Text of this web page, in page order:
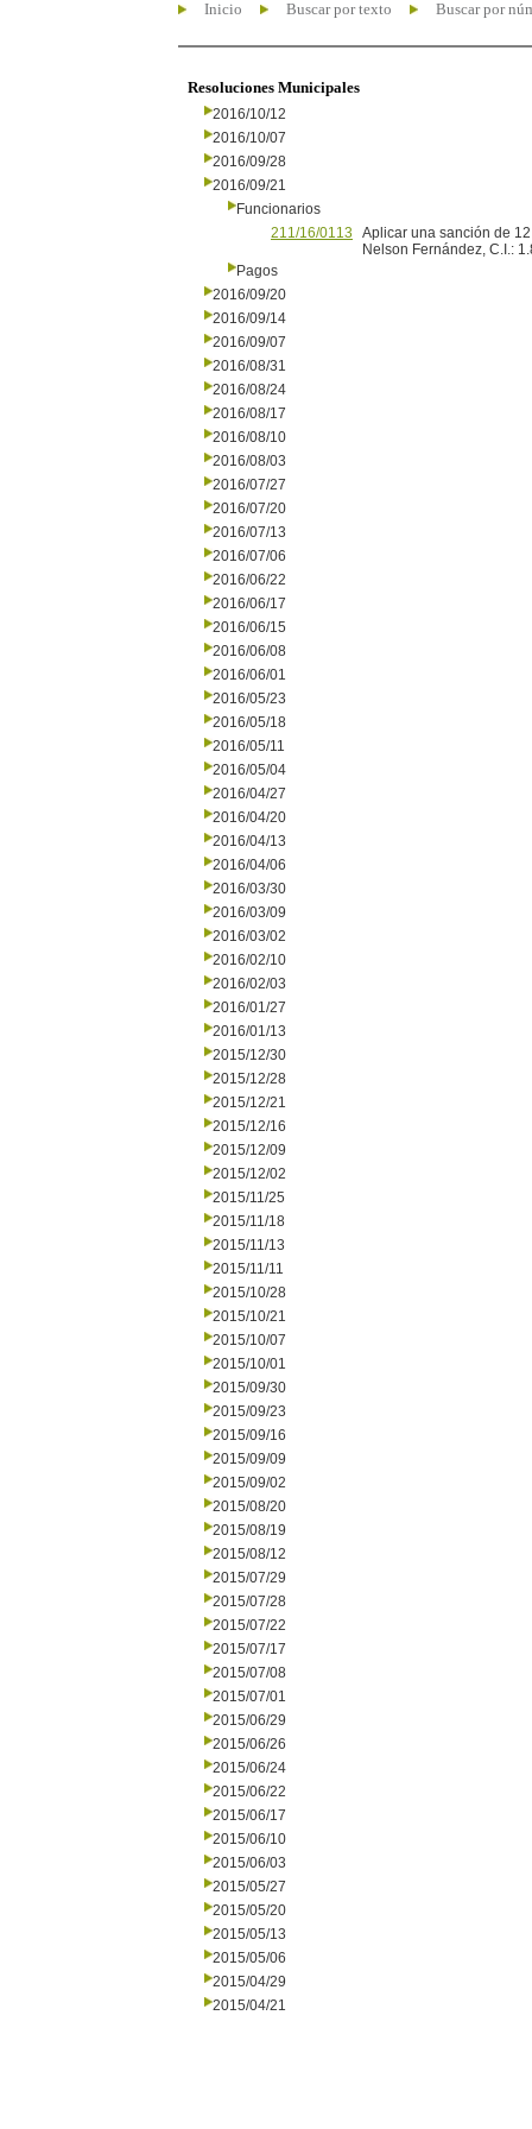
Inicio Buscar por texto Buscar por
Resoluciones Municipales
2016/10/12
2016/10/07
2016/09/28
2016/09/21
Funcionarios
211/16/0113
Aplicar una sanción de
Nelson Fernández, C.I.:
Pagos
2016/09/20
2016/09/14
2016/09/07
2016/08/31
2016/08/24
2016/08/17
2016/08/10
2016/08/03
2016/07/27
2016/07/20
2016/07/13
2016/07/06
2016/06/22
2016/06/17
2016/06/15
2016/06/08
2016/06/01
2016/05/23
2016/05/18
2016/05/11
2016/05/04
2016/04/27
2016/04/20
2016/04/13
2016/04/06
2016/03/30
2016/03/09
2016/03/02
2016/02/10
2016/02/03
2016/01/27
2016/01/13
2015/12/30
2015/12/28
2015/12/21
2015/12/16
2015/12/09
2015/12/02
2015/11/25
2015/11/18
2015/11/13
2015/11/11
2015/10/28
2015/10/21
2015/10/07
2015/10/01
2015/09/30
2015/09/23
2015/09/16
2015/09/09
2015/09/02
2015/08/20
2015/08/19
2015/08/12
2015/07/29
2015/07/28
2015/07/22
2015/07/17
2015/07/08
2015/07/01
2015/06/29
2015/06/26
2015/06/24
2015/06/22
2015/06/17
2015/06/10
2015/06/03
2015/05/27
2015/05/20
2015/05/13
2015/05/06
2015/04/29
2015/04/21